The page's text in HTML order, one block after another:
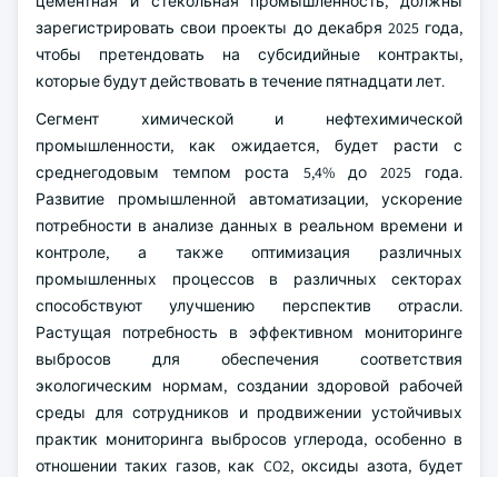
зарегистрировать свои проекты до декабря 2025 года,
чтобы претендовать на субсидийные контракты,
которые будут действовать в течение пятнадцати лет.
Сегмент химической и нефтехимической
промышленности, как ожидается, будет расти с
среднегодовым темпом роста 5,4% до 2025 года.
Развитие промышленной автоматизации, ускорение
потребности в анализе данных в реальном времени и
контроле, а также оптимизация различных
промышленных процессов в различных секторах
способствуют улучшению перспектив отрасли.
Растущая потребность в эффективном мониторинге
выбросов для обеспечения соответствия
экологическим нормам, создании здоровой рабочей
среды для сотрудников и продвижении устойчивых
практик мониторинга выбросов углерода, особенно в
отношении таких газов, как CO2, оксиды азота, будет